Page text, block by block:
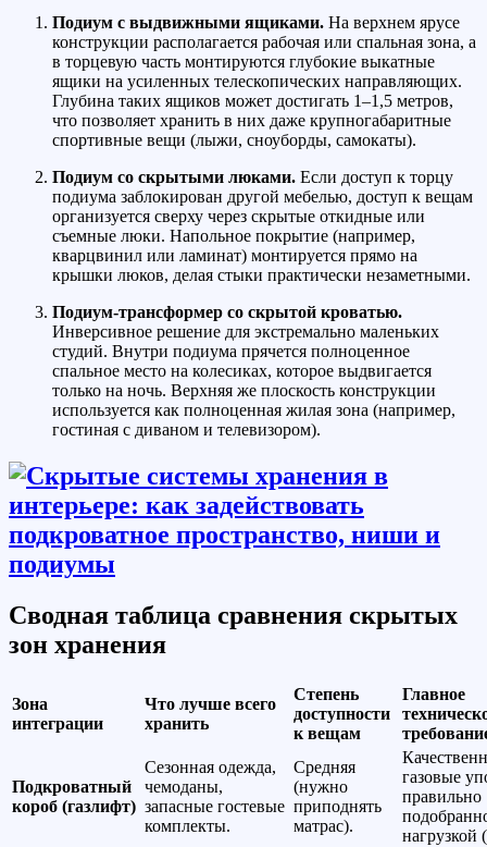
Подиум с выдвижными ящиками. На верхнем ярусе
конструкции располагается рабочая или спальная зона, а
в торцевую часть монтируются глубокие выкатные
ящики на усиленных телескопических направляющих.
Глубина таких ящиков может достигать 1–1,5 метров,
что позволяет хранить в них даже крупногабаритные
спортивные вещи (лыжи, сноуборды, самокаты).
Подиум со скрытыми люками. Если доступ к торцу
подиума заблокирован другой мебелью, доступ к вещам
организуется сверху через скрытые откидные или
съемные люки. Напольное покрытие (например,
кварцвинил или ламинат) монтируется прямо на
крышки люков, делая стыки практически незаметными.
Подиум-трансформер со скрытой кроватью.
Инверсивное решение для экстремально маленьких
студий. Внутри подиума прячется полноценное
спальное место на колесиках, которое выдвигается
только на ночь. Верхняя же плоскость конструкции
используется как полноценная жилая зона (например,
гостиная с диваном и телевизором).
Сводная таблица сравнения скрытых
зон хранения
Зона
интеграции
Что лучше всего
хранить
Степень
доступности
к вещам
Главное
Подкроватный
короб (газлифт)
Сезонная одежда,
чемоданы,
запасные гостевые
комплекты.
Средняя
(нужно
приподнять
матрас).
газовые
правильно
нагрузкой (